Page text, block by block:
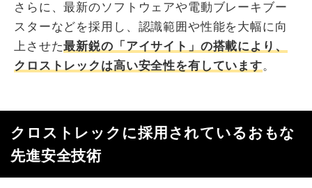
さらに、最新のソフトウェアや電動ブレーキブー
スターなどを採用し、認識範囲や性能を大幅に向
上させた最新鋭の「アイサイト」の搭載により、
クロストレックは高い安全性を有しています。
クロストレックに採用されているおもな
先進安全技術